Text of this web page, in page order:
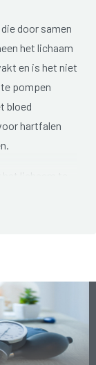
door samen
het lichaam
en is het niet
pompen
bloed
hartfalen
lichaam te
het hartfalen
in de
die
hoop